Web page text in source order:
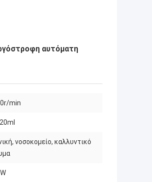
αυτόματη
min
νοσοκομείο, καλλυντικό